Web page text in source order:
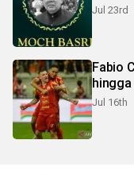
Jul 23rd
Fabio
Jul 16th